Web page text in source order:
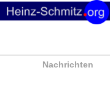
Nachrichten